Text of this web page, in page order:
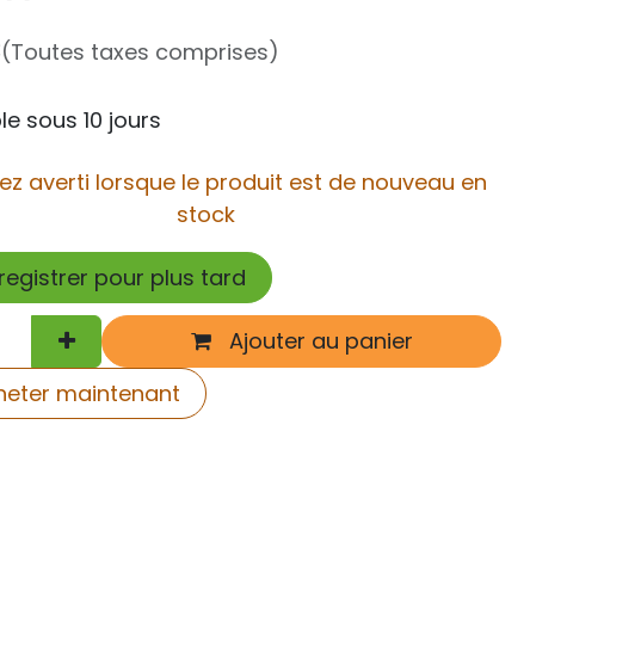
(Toutes taxes comprises)
sous 10 jours
averti lorsque le produit est de nouveau en
stock
pour plus tard
Ajouter au panier
maintenant